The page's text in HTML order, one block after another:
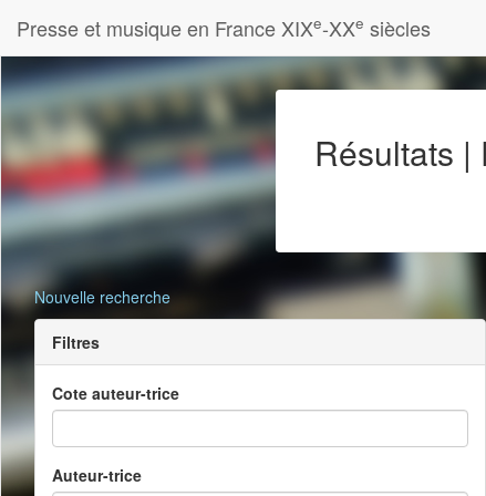
Presse et musique en France XIXe-XXe siècles
Résultats |
Nouvelle recherche
Filtres
Cote auteur-trice
Auteur-trice